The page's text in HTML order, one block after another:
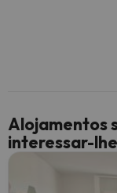
Alojamentos
interessar-lhe